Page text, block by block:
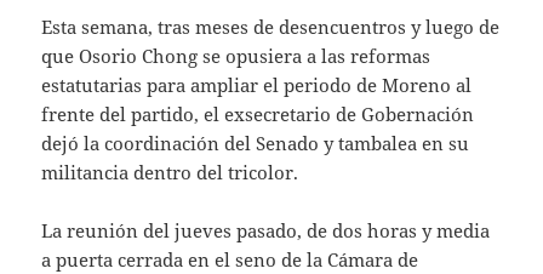
Esta semana, tras meses de desencuentros y luego de
que Osorio Chong se opusiera a las reformas
estatutarias para ampliar el periodo de Moreno al
frente del partido, el exsecretario de Gobernación
dejó la coordinación del Senado y tambalea en su
militancia dentro del tricolor.
La reunión del jueves pasado, de dos horas y media
a puerta cerrada en el seno de la Cámara de